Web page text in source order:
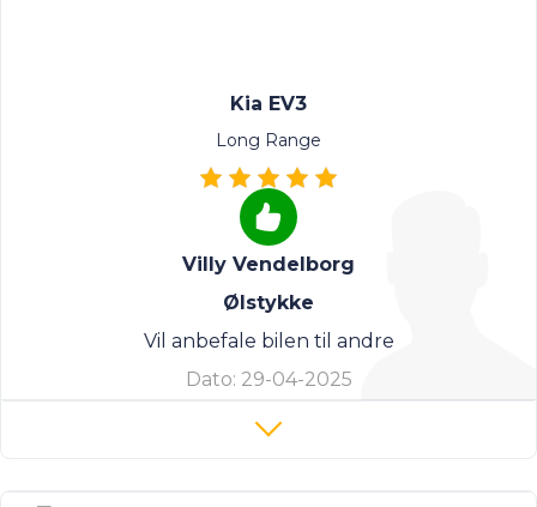
Kia EV3
Long Range
Villy Vendelborg
Ølstykke
Vil anbefale bilen til andre
Dato: 29-04-2025